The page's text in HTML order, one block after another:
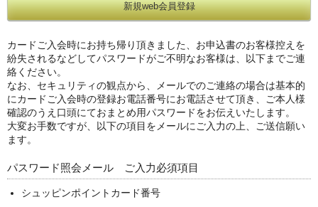
カードご入会時にお持ち帰り頂きました、お申込書のお客様控えを
紛失されるなどしてパスワードがご不明なお客様は、以下までご連
絡ください。
なお、セキュリティの観点から、メールでのご連絡の場合は基本的
にカードご入会時の登録お電話番号にお電話させて頂き、ご本人様
確認のうえ口頭にておまとめ用パスワードをお伝えいたします。
大変お手数ですが、以下の項目をメールにご入力の上、ご送信願い
ます。
パスワード照会メール ご入力必須項目
シュッピンポイントカード番号